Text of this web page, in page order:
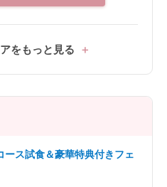
をもっと見る
ース試食＆豪華特典付きフェ